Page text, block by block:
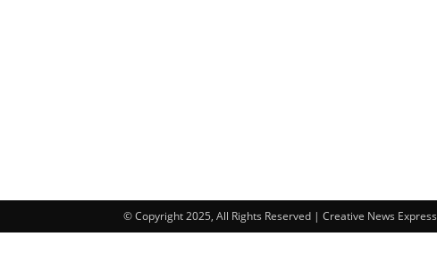
© Copyright 2025, All Rights Reserved | Creative News Express